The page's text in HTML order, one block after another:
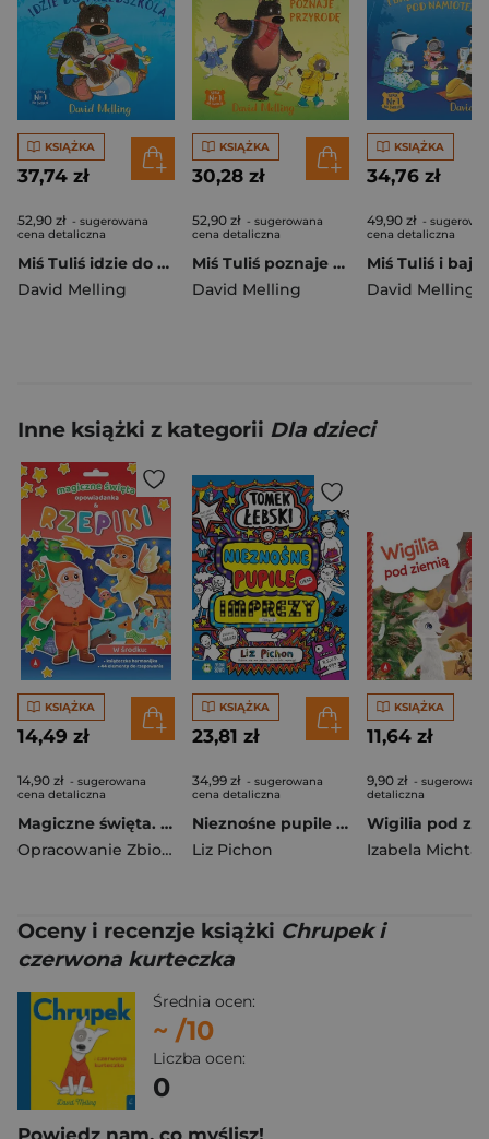
KSIĄŻKA
37,74 zł
52,90 zł - sugerowana
cena detaliczna
Miś Tuliś idzie do przedszkola wyd. 2
David Melling
KSIĄŻKA
30,28 zł
52,90 zł - sugerowana
cena detaliczna
Miś Tuliś poznaje przyrodę wyd. 2026
David Melling
KSIĄŻKA
34,76 zł
49,90 zł -
cena detaliczna
David Melling
Inne książki z kategorii Dla dzieci
KSIĄŻKA
14,49 zł
14,90 zł - sugerowana
cena detaliczna
Magiczne święta. Opowiadanka & rzepiki
Opracowanie Zbiorowe
KSIĄŻKA
23,81 zł
34,99 zł - sugerowana
cena detaliczna
Nieznośne pupile oraz imprezy (Oby…). Tomek Łebski
Liz Pichon
KSIĄŻKA
11,64 zł
9,90 zł -
detaliczna
Wigilia pod
Izabela Michta
Oceny i recenzje książki Chrupek i
czerwona kurteczka
Średnia ocen:
~ /10
Liczba ocen:
0
Powiedz nam, co myślisz!